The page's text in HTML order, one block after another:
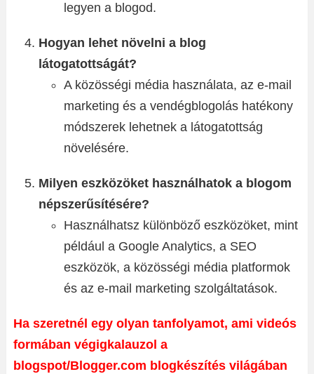
legyen a blogod.
Hogyan lehet növelni a blog
látogatottságát?
A közösségi média használata, az e-mail
marketing és a vendégblogolás hatékony
módszerek lehetnek a látogatottság
növelésére.
Milyen eszközöket használhatok a blogom
népszerűsítésére?
Használhatsz különböző eszközöket, mint
például a Google Analytics, a SEO
eszközök, a közösségi média platformok
és az e-mail marketing szolgáltatások.
Ha szeretnél egy olyan tanfolyamot, ami videós
formában végigkalauzol a
blogspot/Blogger.com blogkészítés világában